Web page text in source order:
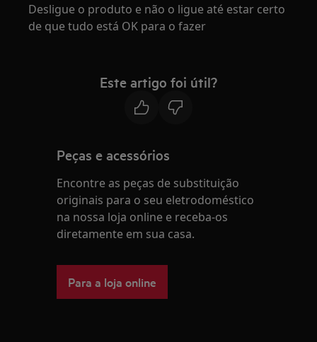
Desligue o produto e não o ligue até estar certo
de que tudo está OK para o fazer
Este artigo foi útil?
Peças e acessórios
Encontre as peças de substituição
originais para o seu eletrodoméstico
na nossa loja online e receba-os
diretamente em sua casa.
Para a loja online